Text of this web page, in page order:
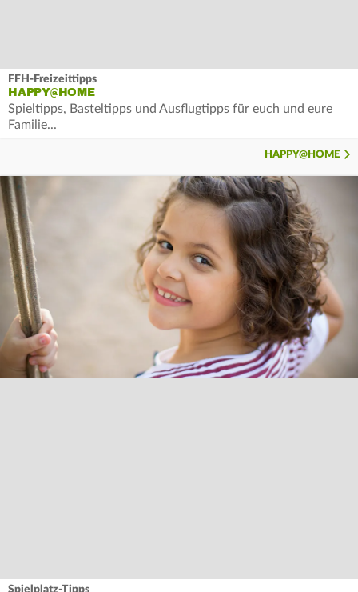
FFH-Freizeittipps
HAPPY@HOME
Spieltipps, Basteltipps und Ausflugtipps für euch und eure
Familie...
HAPPY@HOME